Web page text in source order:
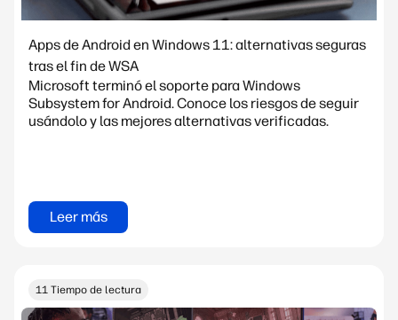
Apps de Android en Windows 11: alternativas seguras
tras el fin de WSA
Microsoft terminó el soporte para Windows
Subsystem for Android. Conoce los riesgos de seguir
usándolo y las mejores alternativas verificadas.
Leer más
11 Tiempo de lectura